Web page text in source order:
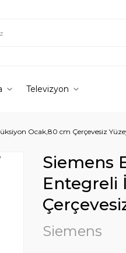
Televizyon
Ocak,80 cm Çerçevesiz
Siemens
Entegreli
Siemens